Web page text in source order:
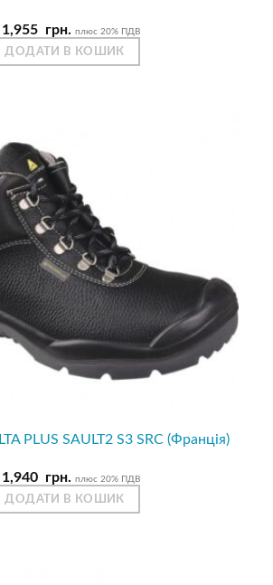
1,955 грн. плюс 20% ПДВ
ДОДАТИ В КОШИК
PLUS SAULT2 S3 SRC (Франція)
1,940 грн. плюс 20% ПДВ
ДОДАТИ В КОШИК